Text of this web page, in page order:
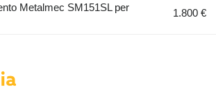
Metalmec SM151SL per
1.800 €